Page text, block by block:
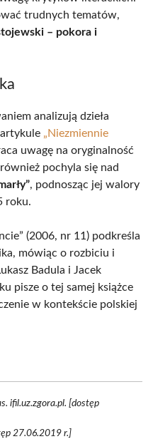
trudnych tematów,
– pokora i
analizują dzieła
„Niezmiennie
uwagę na oryginalność
pochyla się nad
, podnosząc jej walory
roku.
(2006, nr 11) podkreśla
mówiąc o rozbiciu i
Badula i Jacek
pisze o tej samej książce
w kontekście polskiej
ifil.uz.zgora.pl. [dostęp
27.06.2019 r.]